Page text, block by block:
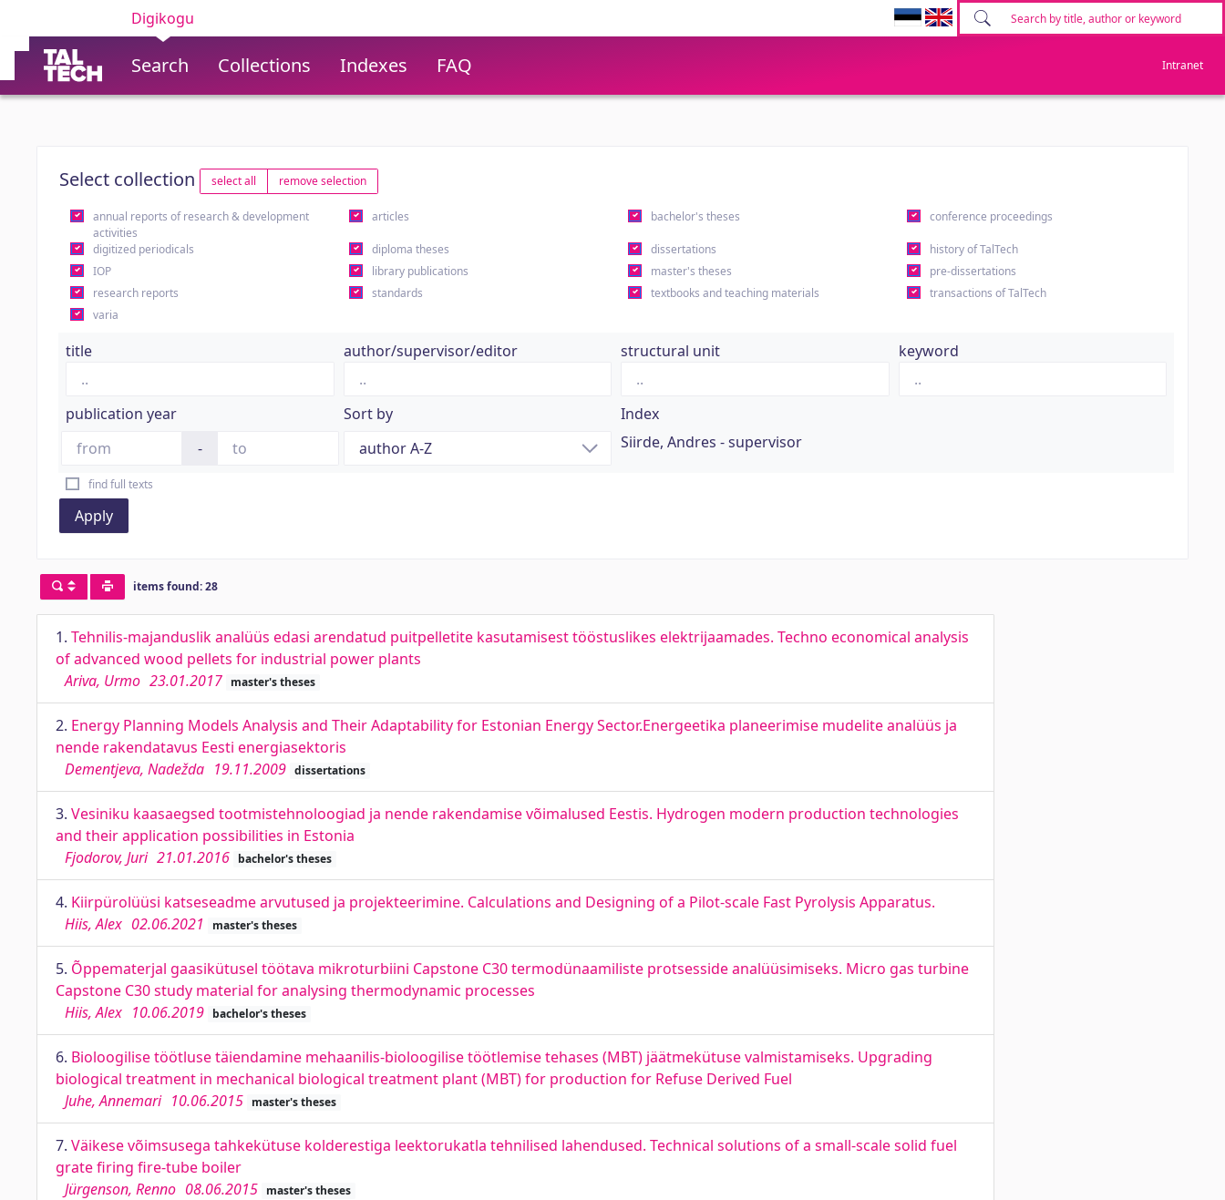
Digikogu
Search Collections Indexes FAQ Intranet
Select collection select all remove selection
annual reports of research & development
activities
articles bachelor's theses conference proceedings
digitized periodicals diploma theses dissertations
history of TalTech
IOP
library publications master's theses
pre-dissertations
research reports
standards textbooks and teaching materials
transactions of TalTech
varia
title author/supervisor/editor structural unit keyword
publication year
-
Sort by
Index
Siirde, Andres - supervisor
find full texts
Apply
items found: 28
1. Tehnilis-majanduslik analüüs edasi arendatud puitpelletite kasutamisest tööstuslikes elektrijaamades. Techno economical analysis
of advanced wood pellets for industrial power plants
Ariva, Urmo 23.01.2017 master's theses
2. Energy Planning Models Analysis and Their Adaptability for Estonian Energy Sector.Energeetika planeerimise mudelite analüüs ja
nende rakendatavus Eesti energiasektoris
Dementjeva, Nadežda 19.11.2009 dissertations
3. Vesiniku kaasaegsed tootmistehnoloogiad ja nende rakendamise võimalused Eestis. Hydrogen modern production technologies
and their application possibilities in Estonia
Fjodorov, Juri 21.01.2016 bachelor's theses
4. Kiirpürolüüsi katseseadme arvutused ja projekteerimine. Calculations and Designing of a Pilot-scale Fast Pyrolysis Apparatus.
Hiis, Alex 02.06.2021 master's theses
5. Õppematerjal gaasikütusel töötava mikroturbiini Capstone C30 termodünaamiliste protsesside analüüsimiseks. Micro gas turbine
Capstone C30 study material for analysing thermodynamic processes
Hiis, Alex 10.06.2019 bachelor's theses
6. Bioloogilise töötluse täiendamine mehaanilis-bioloogilise töötlemise tehases (MBT) jäätmekütuse valmistamiseks. Upgrading
biological treatment in mechanical biological treatment plant (MBT) for production for Refuse Derived Fuel
Juhe, Annemari 10.06.2015 master's theses
7. Väikese võimsusega tahkekütuse kolderestiga leektorukatla tehnilised lahendused. Technical solutions of a small-scale solid fuel
grate firing fire-tube boiler
Jürgenson, Renno 08.06.2015 master's theses